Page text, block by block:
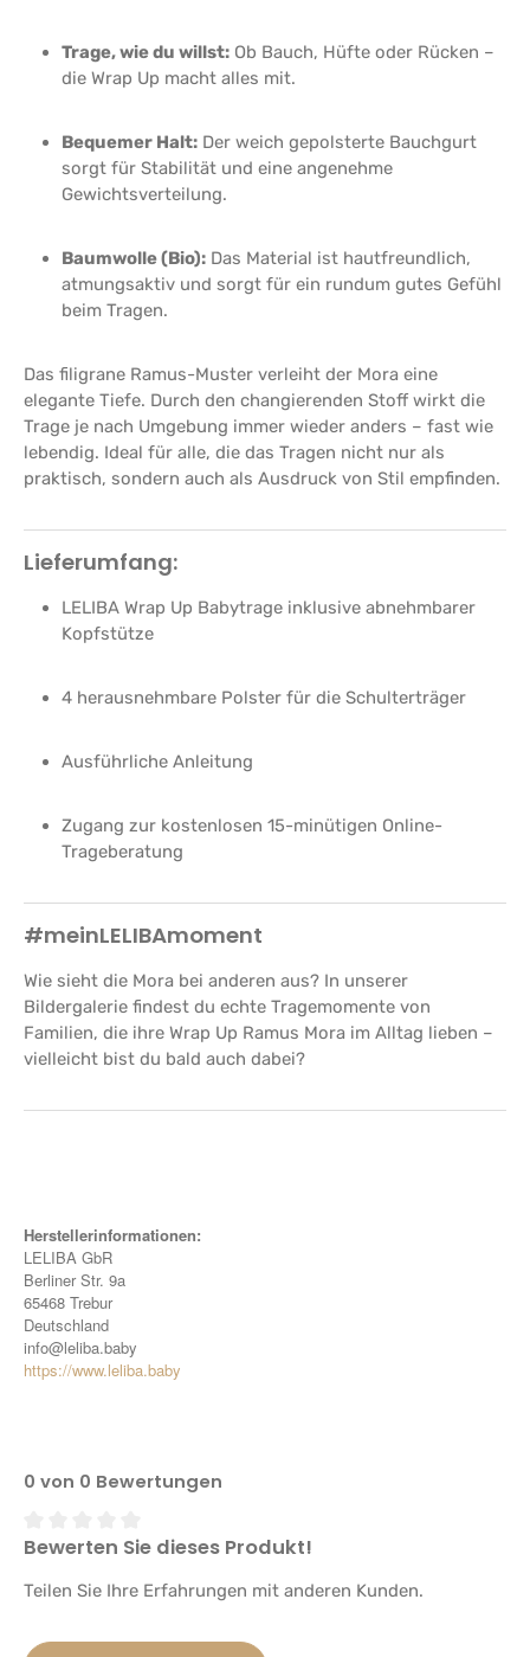
Trage, wie du willst: Ob Bauch, Hüfte oder Rücken –
die Wrap Up macht alles mit.
Bequemer Halt: Der weich gepolsterte Bauchgurt
sorgt für Stabilität und eine angenehme
Gewichtsverteilung.
Baumwolle (Bio): Das Material ist hautfreundlich,
atmungsaktiv und sorgt für ein rundum gutes Gefühl
beim Tragen.
Das filigrane Ramus-Muster verleiht der Mora eine
elegante Tiefe. Durch den changierenden Stoff wirkt die
Trage je nach Umgebung immer wieder anders – fast wie
lebendig. Ideal für alle, die das Tragen nicht nur als
praktisch, sondern auch als Ausdruck von Stil empfinden.
Lieferumfang:
LELIBA Wrap Up Babytrage inklusive abnehmbarer
Kopfstütze
4 herausnehmbare Polster für die Schulterträger
Ausführliche Anleitung
Zugang zur kostenlosen 15-minütigen Online-
Trageberatung
#meinLELIBAmoment
Wie sieht die Mora bei anderen aus? In unserer
Bildergalerie findest du echte Tragemomente von
Familien, die ihre Wrap Up Ramus Mora im Alltag lieben –
vielleicht bist du bald auch dabei?
Herstellerinformationen:
LELIBA GbR
Berliner Str. 9a
65468 Trebur
Deutschland
info@leliba.baby
https://www.leliba.baby
0 von 0 Bewertungen
Durchschnittliche Bewertung von 0 von 5 Sternen
Bewerten Sie dieses Produkt!
Teilen Sie Ihre Erfahrungen mit anderen Kunden.